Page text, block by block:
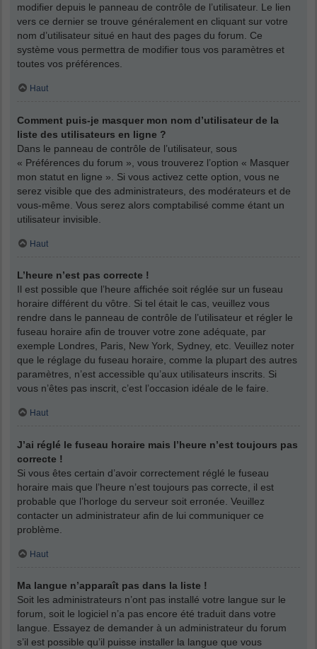
modifier depuis le panneau de contrôle de l’utilisateur. Le lien
vers ce dernier se trouve généralement en cliquant sur votre
nom d’utilisateur situé en haut des pages du forum. Ce
système vous permettra de modifier tous vos paramètres et
toutes vos préférences.
Haut
Comment puis-je masquer mon nom d’utilisateur de la
liste des utilisateurs en ligne ?
Dans le panneau de contrôle de l’utilisateur, sous
« Préférences du forum », vous trouverez l’option « Masquer
mon statut en ligne ». Si vous activez cette option, vous ne
serez visible que des administrateurs, des modérateurs et de
vous-même. Vous serez alors comptabilisé comme étant un
utilisateur invisible.
Haut
L’heure n’est pas correcte !
Il est possible que l’heure affichée soit réglée sur un fuseau
horaire différent du vôtre. Si tel était le cas, veuillez vous
rendre dans le panneau de contrôle de l’utilisateur et régler le
fuseau horaire afin de trouver votre zone adéquate, par
exemple Londres, Paris, New York, Sydney, etc. Veuillez noter
que le réglage du fuseau horaire, comme la plupart des autres
paramètres, n’est accessible qu’aux utilisateurs inscrits. Si
vous n’êtes pas inscrit, c’est l’occasion idéale de le faire.
Haut
J’ai réglé le fuseau horaire mais l’heure n’est toujours pas
correcte !
Si vous êtes certain d’avoir correctement réglé le fuseau
horaire mais que l’heure n’est toujours pas correcte, il est
probable que l’horloge du serveur soit erronée. Veuillez
contacter un administrateur afin de lui communiquer ce
problème.
Haut
Ma langue n’apparaît pas dans la liste !
Soit les administrateurs n’ont pas installé votre langue sur le
forum, soit le logiciel n’a pas encore été traduit dans votre
langue. Essayez de demander à un administrateur du forum
s’il est possible qu’il puisse installer la langue que vous